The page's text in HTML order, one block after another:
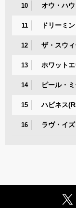
10 オウ・ハ
11 ドリーミン
12 ザ・スウ
13 ホワット
14 ピール・
15 ハピネス
16 ラヴ・イズ